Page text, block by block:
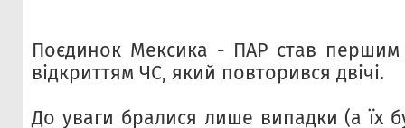
Поєдинок Мексика - ПАР став першим
відкриттям ЧС, який повторився двічі.
До уваги бралися лише випадки (а їх